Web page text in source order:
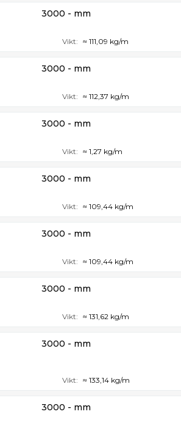
3000 - mm
Vikt: ≈ 111,09 kg/m
3000 - mm
Vikt: ≈ 112,37 kg/m
3000 - mm
Vikt: ≈ 1,27 kg/m
3000 - mm
Vikt: ≈ 109,44 kg/m
3000 - mm
Vikt: ≈ 109,44 kg/m
3000 - mm
Vikt: ≈ 131,62 kg/m
3000 - mm
Vikt: ≈ 133,14 kg/m
3000 - mm